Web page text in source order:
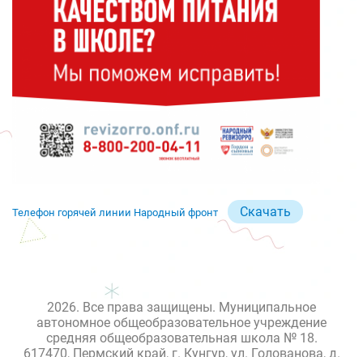
Телефон горячей линии Народный фронт Скачать
2026. Все права защищены. Муниципальное
автономное общеобразовательное учреждение
средняя общеобразовательная школа № 18.
617470, Пермский край, г. Кунгур, ул. Голованова, д.